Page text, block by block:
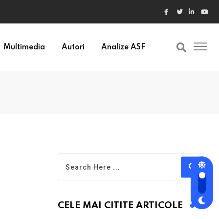
Multimedia Autori Analize ASF
CELE MAI CITITE ARTICOLE